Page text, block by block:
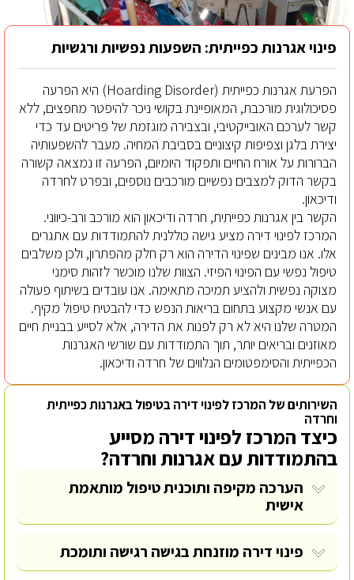
פינוי אגרנות כפייתית: השפעות נפשיות ורגשיות
הפרעת אגרנות כפייתית (Hoarding Disorder) היא הפרעה
פסיכולוגית מורכבת, המאופיינת בקושי ניכר להיפטר מחפצים, ללא
קשר לערכם האובייקטיבי, ובצבירה מוגזמת של פריטים עד כדי
יצירת בלגן וצפיפות קיצוניים בסביבת המחיה. מעבר להשפעותיה
הברורות על אורח החיים ותפקוד היומיום, הפרעה זו נמצאה קשורה
בקשר הדוק למצבים נפשיים מורכבים נוספים, ובפרט לחרדה
ודיכאון.
הקשר בין אגרנות כפייתית, חרדה ודיכאון הוא מורכב ורב-כיווני.
המרכז לפינוי דירה מציע גישה כוללנית להתמודדות עם אתגרים
אלו. אנו מבינים שפינוי הדירה הוא רק חלק מהפתרון, ולכן משלבים
טיפול נפשי עם הפינוי הפיזי. הצוות שלנו מוכשר לזהות סימני
מצוקה נפשית ולהציע תמיכה מתאימה. אנו עובדים בשיתוף פעולה
עם אנשי מקצוע בתחום בריאות הנפש כדי להבטיח טיפול מקיף.
המטרה שלנו היא לא רק לפנות את הדירה, אלא לסייע בבניית חיים
מאוזנים ובריאים יותר, תוך התמודדות עם שורשי האגרנות
הכפייתית והסימפטומים הנלווים של חרדה ודיכאון.
השירותים של המרכז לפינוי דירה בטיפול באגרנות כפייתית
וחרדה
כיצד המרכז לפינוי דירה מסייע
בהתמודדות עם אגרנות וחרדה?
הערכה מקיפה ותוכנית טיפול מותאמת
אישית
פינוי דירה מוזנחתבגישה רגישה ותומכת